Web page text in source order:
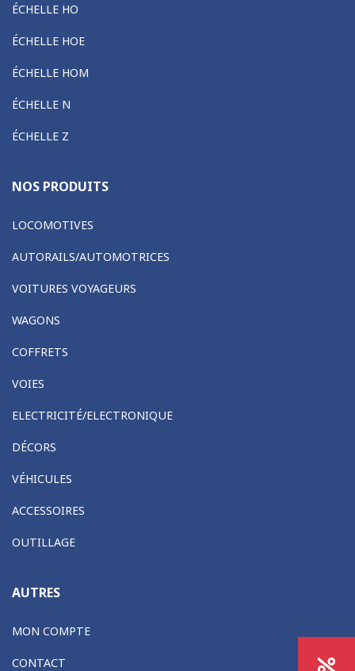
ÉCHELLE HO
ÉCHELLE HOE
ÉCHELLE HOM
ÉCHELLE N
ÉCHELLE Z
NOS PRODUITS
LOCOMOTIVES
AUTORAILS/AUTOMOTRICES
VOITURES VOYAGEURS
WAGONS
COFFRETS
VOIES
ELECTRICITÉ/ELECTRONIQUE
DÉCORS
VÉHICULES
ACCESSOIRES
OUTILLAGE
AUTRES
MON COMPTE
CONTACT